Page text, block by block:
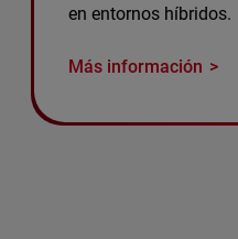
en entornos híbridos.
Más información